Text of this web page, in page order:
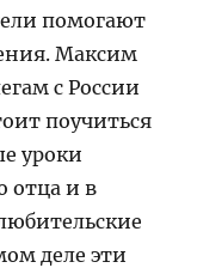
помогают
Максим
с России
поучиться
уроки
отца и в
деле эти